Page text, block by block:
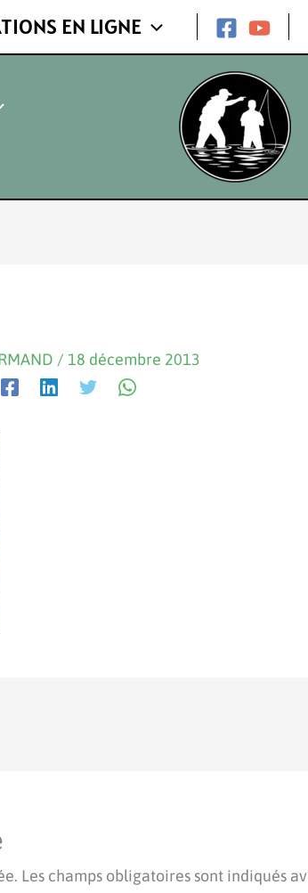
EN LIGNE
/ 18 décembre 2013
Les champs obligatoires sont indiqués